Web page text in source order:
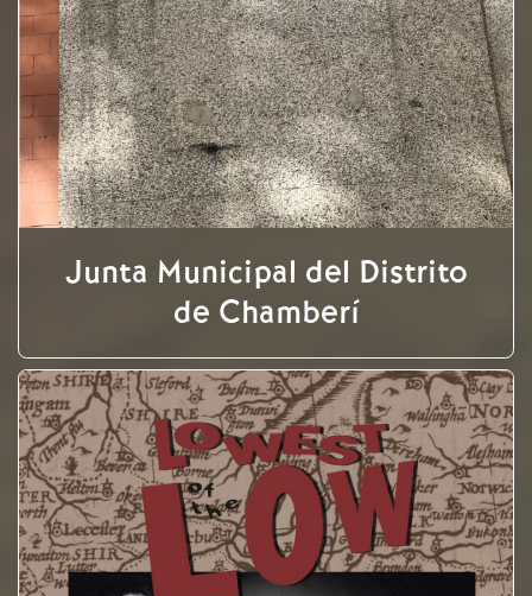
Junta Municipal del Distrito
de Chamberí